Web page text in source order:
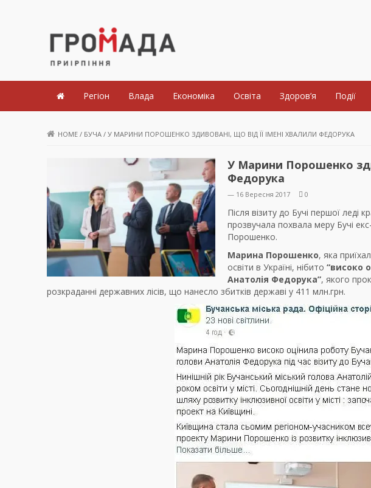
Громада Приірпіння
Регіон Влада Економіка Освіта Здоров’я Події
HOME / БУЧА / У МАРИНИ ПОРОШЕНКО ЗДИВОВАНІ, ЩО ВІД ЇЇ ІМЕНІ ХВАЛИЛИ ФЕДОРУКА
У Марини Порошенко
Федорука
— 16 Вересня 2017 0
Після візиту до Бучі першої леді
прозвучала похвала меру Бучі
Порошенко.
Марина Порошенко, яка
освіти в Україні, нібито “високо
Анатолія Федорука”, якого
розкраданні державних лісів, що нанесло збитків державі у 411 млн.грн.